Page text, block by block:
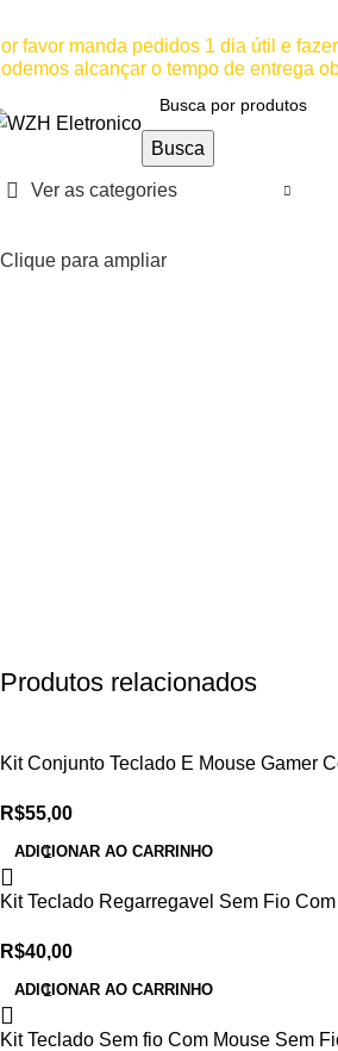
favor manda pedidos 1 dia útil e
alcançar o tempo de entrega
Busca
Ver as categories
Clique para ampliar
Produtos relacionados
Kit Conjunto Teclado E Mouse Gamer
R$55,00
ADICIONAR AO CARRINHO
Kit Teclado Regarregavel Sem Fio
R$40,00
ADICIONAR AO CARRINHO
Kit Teclado Sem fio Com Mouse Sem